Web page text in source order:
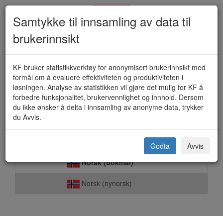
Søknad på stilling (KF-405C)
KF - Forenkler offentlige tjenester
Norsk (bokmål)
Norsk (nynorsk)
Samtykke til innsamling av data til
brukerinnsikt
KF bruker statistikkverktøy for anonymisert brukerinnsikt med
formål om å evaluere effektiviteten og produktiviteten i
løsningen. Analyse av statistikken vil gjøre det mulig for KF å
forbedre funksjonalitet, brukervennlighet og innhold. Dersom
du ikke ønsker å delta i innsamling av anonyme data, trykker
du Avvis.
Godta Avvis